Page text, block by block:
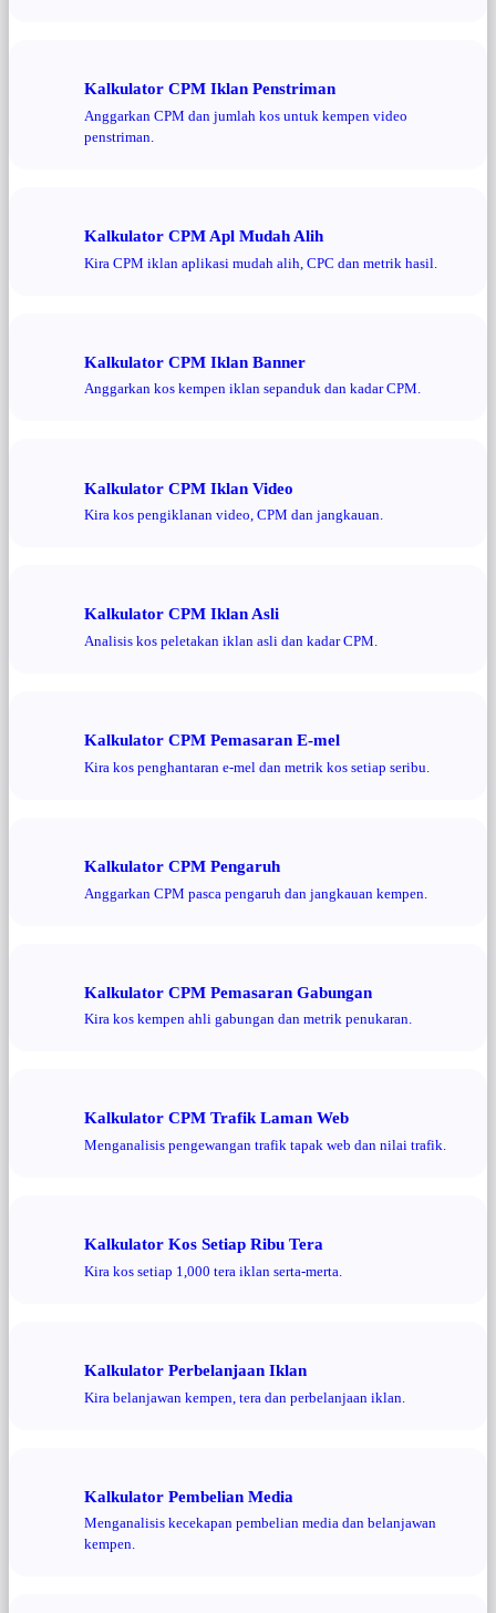
Kalkulator CPM Iklan Penstriman
Anggarkan CPM dan jumlah kos untuk kempen video
penstriman.
Kalkulator CPM Apl Mudah Alih
Kira CPM iklan aplikasi mudah alih, CPC dan metrik hasil.
Kalkulator CPM Iklan Banner
Anggarkan kos kempen iklan sepanduk dan kadar CPM.
Kalkulator CPM Iklan Video
Kira kos pengiklanan video, CPM dan jangkauan.
Kalkulator CPM Iklan Asli
Analisis kos peletakan iklan asli dan kadar CPM.
Kalkulator CPM Pemasaran E-mel
Kira kos penghantaran e-mel dan metrik kos setiap seribu.
Kalkulator CPM Pengaruh
Anggarkan CPM pasca pengaruh dan jangkauan kempen.
Kalkulator CPM Pemasaran Gabungan
Kira kos kempen ahli gabungan dan metrik penukaran.
Kalkulator CPM Trafik Laman Web
Menganalisis pengewangan trafik tapak web dan nilai trafik.
Kalkulator Kos Setiap Ribu Tera
Kira kos setiap 1,000 tera iklan serta-merta.
Kalkulator Perbelanjaan Iklan
Kira belanjawan kempen, tera dan perbelanjaan iklan.
Kalkulator Pembelian Media
Menganalisis kecekapan pembelian media dan belanjawan
kempen.